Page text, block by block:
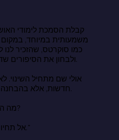
ולבחון את הסיפורים
חדשות, אלא בהבחנה
מה
אל תחיו רק את היום. תעצבו אותו."